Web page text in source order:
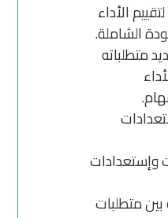
الأداء
الشاملة.
متطلباته
وإستعدادات
متطلبات